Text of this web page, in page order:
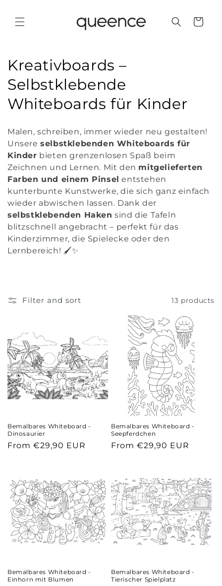
Cart
C
o
l
e
c
t
i
o
n
:
Kreativboards –
Selbstklebende
Whiteboards für Kinder
Malen, schreiben, immer wieder neu gestalten!
Unsereselbstklebenden Whiteboards für
Kinder bieten grenzenlosen Spaß beim
Zeichnen und Lernen. Mit den mitgelieferten
Farben und einem Pinsel entstehen
kunterbunte Kunstwerke, die sich ganz einfach
wieder abwischen lassen. Dank der
selbstklebenden Haken sind die Tafeln
blitzschnell angebracht – perfekt für das
Kinderzimmer, die Spielecke oder den
Lernbereich! 🖌️✨
Filter and sort 13 products
Bemalbares Whiteboard -
Dinosaurier
Regular
From €29,90 EUR
Bemalbares Whiteboard -
Seepferdchen
Regular
From €29,90 EUR
Bemalbares Whiteboard -
Einhorn mit Blumen
Bemalbares Whiteboard -
Tierischer Spielplatz